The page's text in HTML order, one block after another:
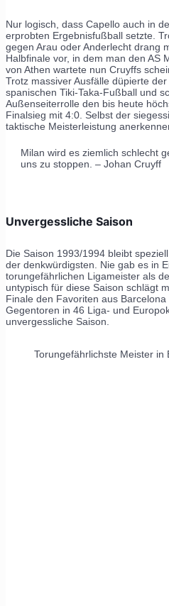
Nur logisch, dass Capello auch in
erprobten Ergebnisfußball setzte.
gegen Arau oder Anderlecht drang
Halbfinale vor, in dem man den AS
von Athen wartete nun Cruyffs
Trotz massiver Ausfälle düpierte
spanischen Tiki-Taka-Fußball und
Außenseiterrolle den bis heute
Finalsieg mit 4:0. Selbst der
taktische Meisterleistung
Milan wird es ziemlich schlecht
uns zu stoppen. – Johan Cruyff
Unvergessliche Saison
Die Saison 1993/1994 bleibt
der denkwürdigsten. Nie gab es in
torungefährlichen Ligameister als
untypisch für diese Saison schlägt
Finale den Favoriten aus
Gegentoren in 46 Liga- und
unvergessliche Saison.
Torungefährlichste Meister in